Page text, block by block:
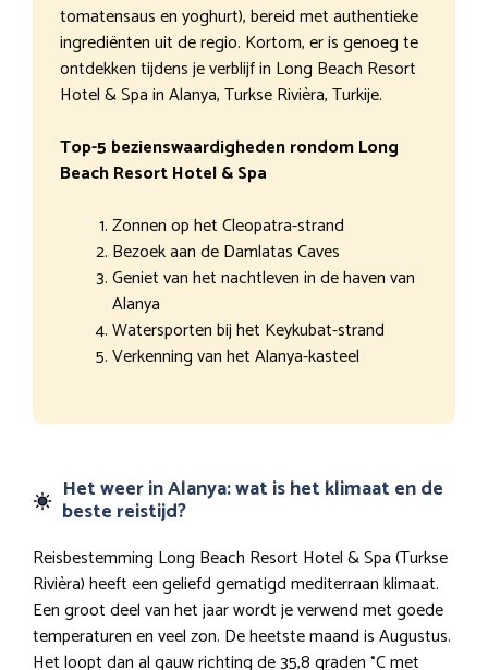
tomatensaus en yoghurt), bereid met authentieke
ingrediënten uit de regio. Kortom, er is genoeg te
ontdekken tijdens je verblijf in Long Beach Resort
Hotel & Spa in Alanya, Turkse Rivièra, Turkije.
Top-5 bezienswaardigheden rondom Long
Beach Resort Hotel & Spa
Zonnen op het Cleopatra-strand
Bezoek aan de Damlatas Caves
Geniet van het nachtleven in de haven van
Alanya
Watersporten bij het Keykubat-strand
Verkenning van het Alanya-kasteel
Het weer in Alanya: wat is het klimaat en de
beste reistijd?
Reisbestemming Long Beach Resort Hotel & Spa (Turkse
Rivièra) heeft een geliefd gematigd mediterraan klimaat.
Een groot deel van het jaar wordt je verwend met goede
temperaturen en veel zon. De heetste maand is Augustus.
Het loopt dan al gauw richting de 35,8 graden °C met